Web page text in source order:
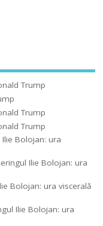
Trump
Trump
Trump
Ilie Bolojan: ura
Ilie Bolojan: ura
Bolojan: ura viscerală
Ilie Bolojan: ura